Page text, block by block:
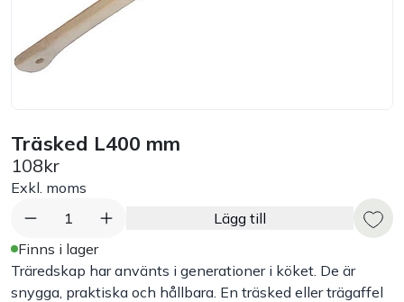
Bord
Arbetskläder
Träsked L400 mm
108kr
Exkl. moms
1
Lägg till
Finns i lager
Träredskap har använts i generationer i köket. De är
snygga, praktiska och hållbara. En träsked eller trägaffel